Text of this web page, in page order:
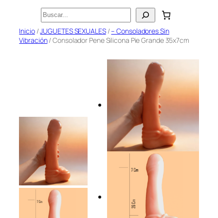
contenido
Buscar
Inicio/JUGUETES SEXUALES/– Consoladores Sin
Vibración/ Consolador Pene Silicona Pie Grande 35x7cm